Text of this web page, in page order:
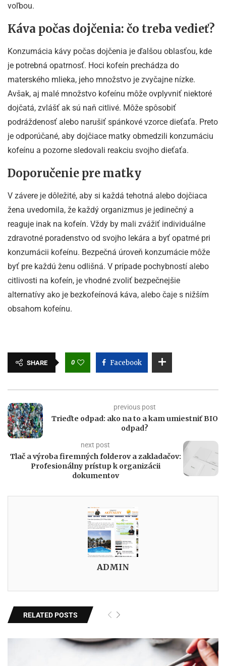
voľbou.
Káva počas dojčenia: čo treba vedieť?
Konzumácia kávy počas dojčenia je ďalšou oblasťou, kde
je potrebná opatrnosť. Hoci kofeín prechádza do
materského mlieka, jeho množstvo je zvyčajne nízke.
Avšak, aj malé množstvo kofeínu môže ovplyvniť niektoré
dojčatá, zvlášť ak sú naň citlivé. Môže spôsobiť
podráždenosť alebo narušiť spánkové vzorce dieťaťa. Preto
je odporúčané, aby dojčiace matky obmedzili konzumáciu
kofeínu a pozorne sledovali reakciu svojho dieťaťa.
Doporučenie pre matky
V závere je dôležité, aby si každá tehotná alebo dojčiaca
žena uvedomila, že každý organizmus je jedinečný a
reaguje inak na kofeín. Vždy by mali zvážiť individuálne
zdravotné poradenstvo od svojho lekára a byť opatrné pri
konzumácii kofeínu. Bezpečná úroveň konzumácie môže
byť pre každú ženu odlišná. V prípade pochybností alebo
citlivosti na kofeín, je vhodné zvoliť bezpečnejšie
alternatívy ako je bezkofeínová káva, alebo čaje s nižším
obsahom kofeínu.
SHARE 0 Facebook
previous post
Trieďte odpad: ako na to a kam umiestniť BIO
odpad?
next post
Tlač a výroba firemných folderov a zakladačov:
Profesionálny prístup k organizácii
dokumentov
ADMIN
RELATED POSTS